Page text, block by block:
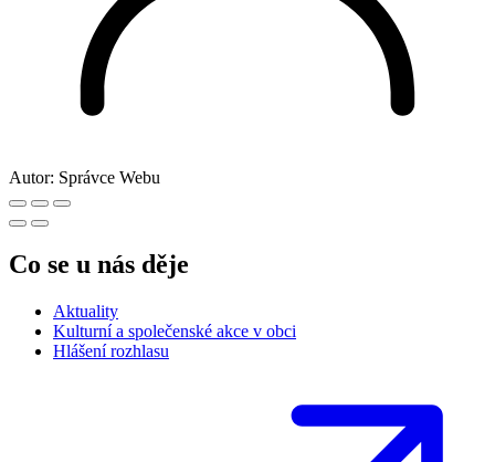
Autor: Správce Webu
Co se u nás děje
Aktuality
Kulturní a společenské akce v obci
Hlášení rozhlasu